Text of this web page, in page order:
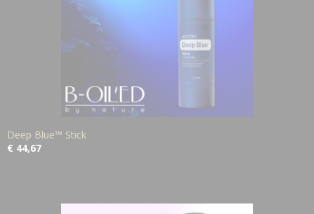
Deep Blue™ Stick
€ 44,67